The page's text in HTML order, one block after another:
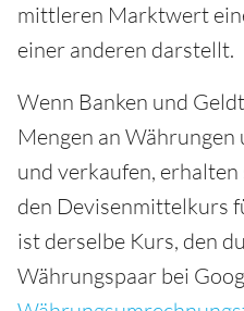
mittleren Marktwert
einer anderen darstellt.
Wenn Banken und
Mengen an
und verkaufen,
den Devisenmittelkurs
ist derselbe Kurs, den
Währungspaar bei